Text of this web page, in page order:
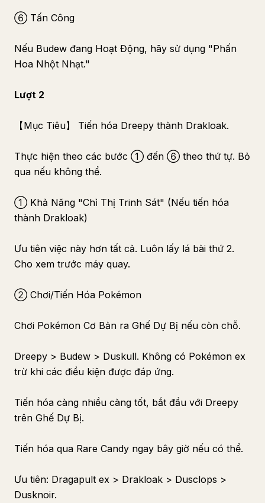
⑥ Tấn Công
Nếu Budew đang Hoạt Động, hãy sử dụng "Phấn
Hoa Nhột Nhạt."
Lượt 2
【Mục Tiêu】 Tiến hóa Dreepy thành Drakloak.
Thực hiện theo các bước ① đến ⑥ theo thứ tự. Bỏ
qua nếu không thể.
① Khả Năng "Chỉ Thị Trinh Sát" (Nếu tiến hóa
thành Drakloak)
Ưu tiên việc này hơn tất cả. Luôn lấy lá bài thứ 2.
Cho xem trước máy quay.
② Chơi/Tiến Hóa Pokémon
Chơi Pokémon Cơ Bản ra Ghế Dự Bị nếu còn chỗ.
Dreepy > Budew > Duskull. Không có Pokémon ex
trừ khi các điều kiện được đáp ứng.
Tiến hóa càng nhiều càng tốt, bắt đầu với Dreepy
trên Ghế Dự Bị.
Tiến hóa qua Rare Candy ngay bây giờ nếu có thể.
Ưu tiên: Dragapult ex > Drakloak > Dusclops >
Dusknoir.